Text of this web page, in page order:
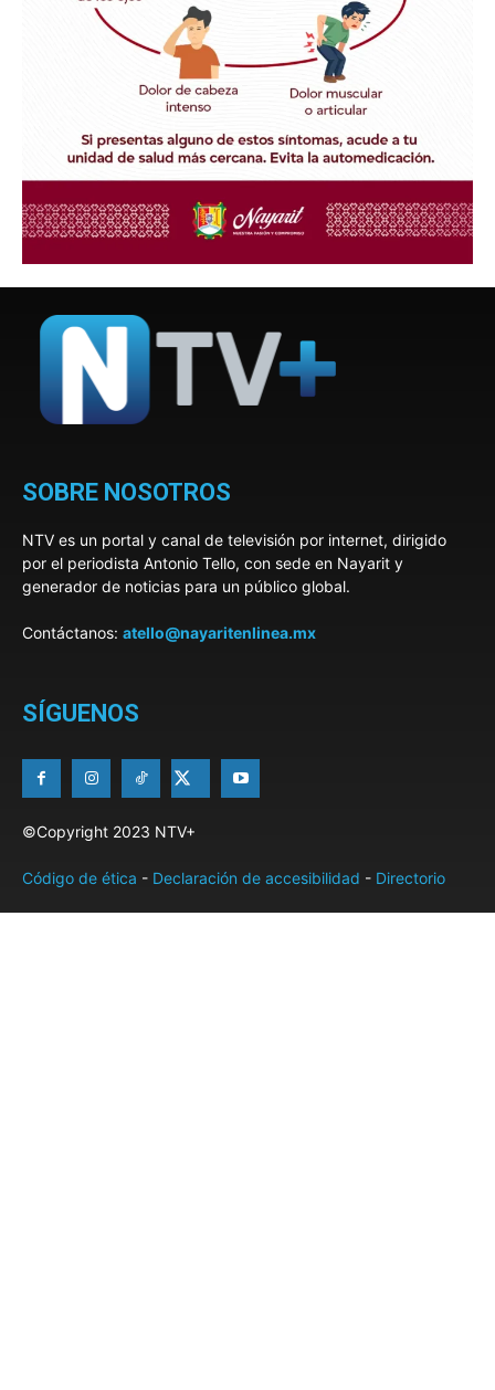
SOBRE NOSOTROS
NTV es un portal y canal de televisión por internet, dirigido
por el periodista Antonio Tello, con sede en Nayarit y
generador de noticias para un público global.
Contáctanos: atello@nayaritenlinea.mx
SÍGUENOS
©Copyright 2023 NTV+
Código de ética - Declaración de accesibilidad - Directorio